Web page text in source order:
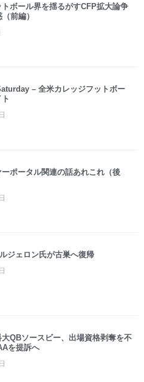
ボール界を揺るがすCFP拡大論争
前編）
– 全米カレッジフットボー
ーポータル関連の話あれこれ（後
ジェロン氏が古巣へ復帰
QBソースビー、出場資格剥奪を不
を提訴へ